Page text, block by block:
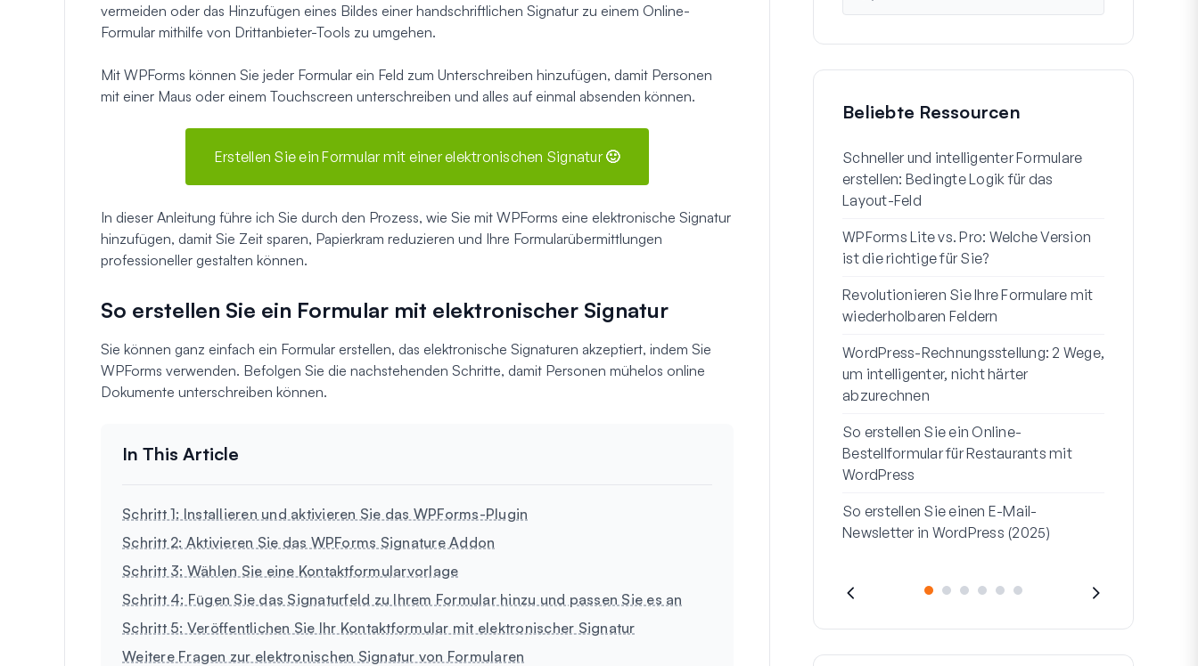
vermeiden oder das Hinzufügen eines Bildes einer handschriftlichen Signatur zu einem Online-
Formular mithilfe von Drittanbieter-Tools zu umgehen.
Mit WPForms können Sie jeder Formular ein Feld zum Unterschreiben hinzufügen, damit Personen
mit einer Maus oder einem Touchscreen unterschreiben und alles auf einmal absenden können.
Erstellen Sie ein Formular mit einer elektronischen Signatur 🙂
In dieser Anleitung führe ich Sie durch den Prozess, wie Sie mit WPForms eine elektronische Signatur
hinzufügen, damit Sie Zeit sparen, Papierkram reduzieren und Ihre Formularübermittlungen
professioneller gestalten können.
So erstellen Sie ein Formular mit elektronischer Signatur
Sie können ganz einfach ein Formular erstellen, das elektronische Signaturen akzeptiert, indem Sie
WPForms verwenden. Befolgen Sie die nachstehenden Schritte, damit Personen mühelos online
Dokumente unterschreiben können.
Schritt 1: Installieren und aktivieren Sie das WPForms-Plugin
Schritt 2: Aktivieren Sie das WPForms Signature Addon
Schritt 3: Wählen Sie eine Kontaktformularvorlage
Schritt 4: Fügen Sie das Signaturfeld zu Ihrem Formular hinzu und passen Sie es an
Schritt 5: Veröffentlichen Sie Ihr Kontaktformular mit elektronischer Signatur
Weitere Fragen zur elektronischen Signatur von Formularen
Beliebte Ressourcen
Schneller und intelligenter Formulare
erstellen: Bedingte Logik für das
Layout-Feld
WPForms Lite vs. Pro: Welche Version
ist die richtige für Sie?
Revolutionieren Sie Ihre Formulare mit
wiederholbaren Feldern
WordPress-Rechnungsstellung: 2 Wege,
um intelligenter, nicht härter
abzurechnen
So erstellen Sie ein Online-
Bestellformular für Restaurants mit
WordPress
So erstellen Sie einen E-Mail-
Newsletter in WordPress (2025)